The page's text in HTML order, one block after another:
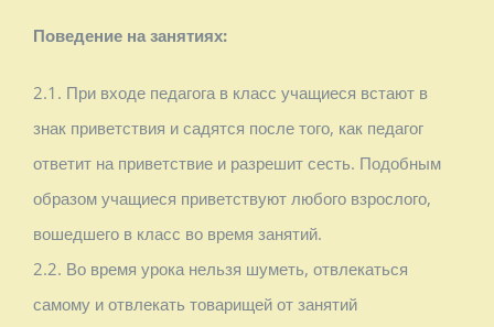
Поведение на занятиях:
2.1. При входе педагога в класс учащиеся встают в
знак приветствия и садятся после того, как педагог
ответит на приветствие и разрешит сесть. Подобным
образом учащиеся приветствуют любого взрослого,
вошедшего в класс во время занятий.
2.2. Во время урока нельзя шуметь, отвлекаться
самому и отвлекать товарищей от занятий